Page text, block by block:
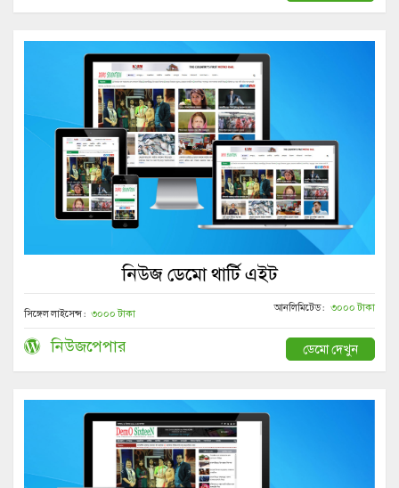
নিউজ ডেমো থার্টি এইট
সিঙ্গেল লাইসেন্স : ৩০০০ টাকা আনলিমিটেড : ৩০০০ টাকা
নিউজপেপার ডেমো দেখুন